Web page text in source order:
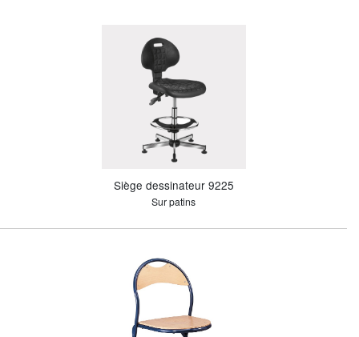
Siège dessinateur 9225
Sur patins